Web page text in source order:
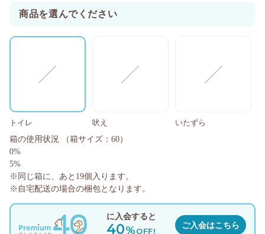
商品を選んでください
トイレ 吠え いたずら
に入会すると
40%OFF!
ご入会はこちら
箱の使用状況
（箱サイズ：60）
0%
5%
※同じ箱に、あと 19個入ります。
※自宅配送の場合の梱包となります。